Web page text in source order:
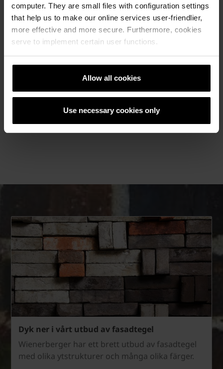
computer. They are small files with configuration settings
that help us to make our online services user-friendlier,
more effective and more secure. Furthermore, cookies
serve to implement certain user functions.
Allow all cookies
Use necessary cookies only
Information om Æbeløen
Æbeløen
Arkitekt:CEBRA
EW2166 Sisteron
Uppfört:2016-2020
Dyk ner i vårt utbud av fasadtegel
Wienerberger har ett brett utbud av fasadtegel
med olika ytstrukturer och många olika färger.